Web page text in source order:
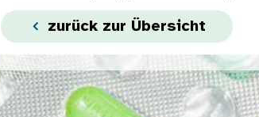
zurück zur Übersicht